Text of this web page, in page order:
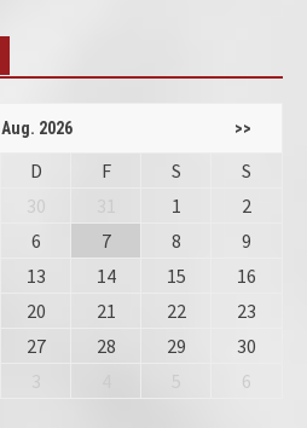
Aug. 2026 >>
D F S
S
30 1
2
6 7 8
9
13 14 15
16
20 21 22
23
27 28 29
30
6